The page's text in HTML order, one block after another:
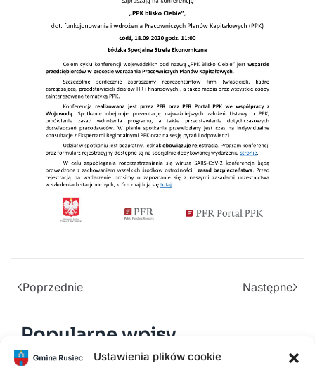
Ustawienia plików cookie
Poprzednie Następne
Popularne wpisy